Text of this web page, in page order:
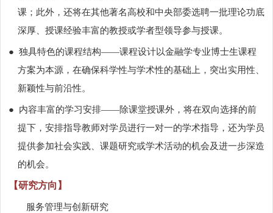
课；此外，还将在其他著名高校和中央部委选聘一批理论功底
深厚、授课经验丰富的教授或学者型领导参与授课。
● 独具特色的课程结构——课程设计以金融学专业博士生课程
方案为本源，在确保科学性与学术性的基础上，突出实用性、
新颖性与前沿性。
●
内容丰富的学习安排——除课堂授课外，将在双向选择的前
提下，安排指导教师对学员进行一对一的学术指导，还为学员
提供参加社会实践、课题研究或学术活动的机会及进一步深造
的机会。
【研究方向】
服务管理与创新研究